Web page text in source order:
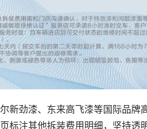
新劲漆、东来高飞漆等国际品牌
标注其他拆装费用明细，坚持透